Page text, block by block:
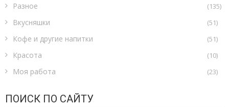
Разное (135)
Вкусняшки (51)
Кофе и другие напитки (51)
Красота (10)
Моя работа (23)
ПОИСК ПО САЙТУ